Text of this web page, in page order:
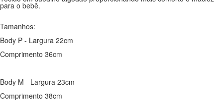
para o bebê.
Tamanhos:
Body P - Largura 22cm
Comprimento 36cm
Body M - Largura 23cm
Comprimento 38cm